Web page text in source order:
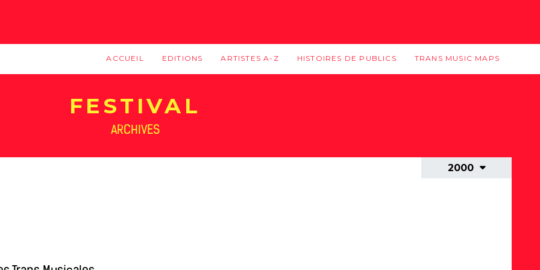
ACCUEIL EDITIONS ARTISTES A-Z HISTOIRES DE PUBLICS TRANS MUSIC MAPS
FESTIVAL
ARCHIVES
2000